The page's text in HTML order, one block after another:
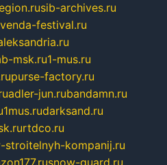
sib-archives.ru
venda-festival.ru
msk.ru1-mus.ru
purse-factory.ru
adler-jun.rubandamn.ru
1mus.rudarksand.ru
rtdco.ru
kompanij.ru